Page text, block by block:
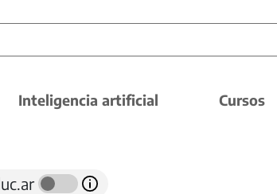
Inteligencia artificial Cursos